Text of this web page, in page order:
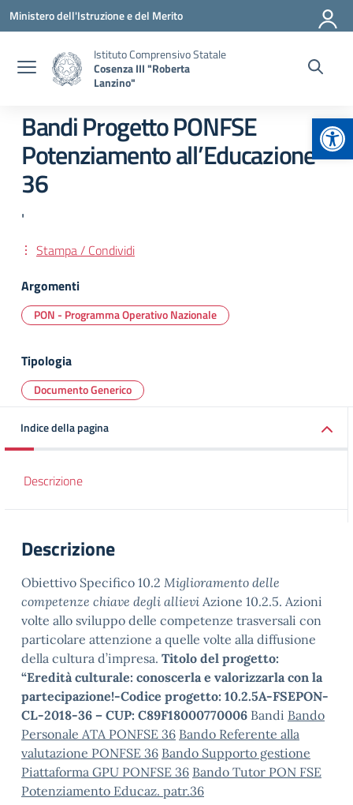
Vai ai contenuti
Vai al menu di navigazione
Vai al footer
Ministero dell'Istruzione e del Merito
Istituto Comprensivo Statale
Cosenza III "Roberta
Lanzino"
Bandi Progetto PONFSE
Potenziamento all’Educazione
36
'
Stampa / Condividi
Argomenti
PON - Programma Operativo Nazionale
Tipologia
Documento Generico
Indice della pagina
Descrizione
Descrizione
Obiettivo Specifico 10.2 Miglioramento delle
competenze chiave degli allievi Azione 10.2.5. Azioni
volte allo sviluppo delle competenze trasversali con
particolare attenzione a quelle volte alla diffusione
della cultura d’impresa. Titolo del progetto:
“Eredità culturale: conoscerla e valorizzarla con la
partecipazione!-Codice progetto: 10.2.5A-FSEPON-
CL-2018-36 – CUP: C89F18000770006 Bandi Bando
Personale ATA PONFSE 36 Bando Referente alla
valutazione PONFSE 36 Bando Supporto gestione
Piattaforma GPU PONFSE 36 Bando Tutor PON FSE
Potenziamento Educaz. patr.36